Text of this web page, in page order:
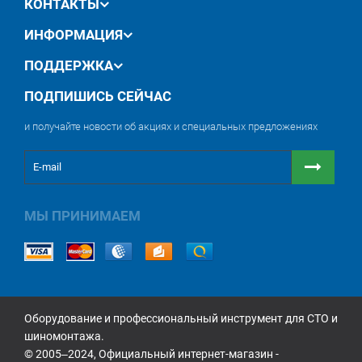
КОНТАКТЫ
ИНФОРМАЦИЯ
ПОДДЕРЖКА
ПОДПИШИСЬ СЕЙЧАС
и получайте новости об акциях и специальных предложениях
МЫ ПРИНИМАЕМ
Оборудование и профессиональный инструмент для СТО и
шиномонтажа.
© 2005‒2024, Официальный интернет-магазин -